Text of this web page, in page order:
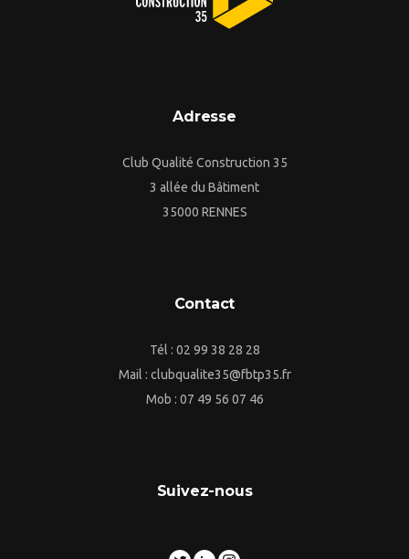
Adresse
Club Qualité Construction 35
3 allée du Bâtiment
35000 RENNES
Contact
Tél : 02 99 38 28 28
Mail : clubqualite35@fbtp35.fr
Mob : 07 49 56 07 46
Suivez-nous